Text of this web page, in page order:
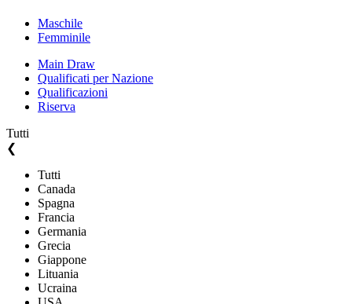
Maschile
Femminile
Main Draw
Qualificati per Nazione
Qualificazioni
Riserva
Tutti
❮
Tutti
Canada
Spagna
Francia
Germania
Grecia
Giappone
Lituania
Ucraina